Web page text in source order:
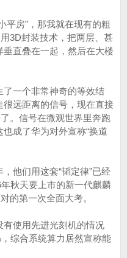
平房”，那我就在现有的粗
3D封装技术，把两层、甚
直叠在一起，然后在大楼
一个非常神奇的等效结
远距离的信号，现在直接
。信号在微观世界里奔跑
成了华为对外宣称“换道
他们用这套“韬定律”已经
秋天要上市的新一代麒麟
的第一次全面大考。
使用先进光刻机的情况
综合系统算力居然宣称能